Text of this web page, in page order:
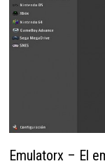
Emulatorx – El